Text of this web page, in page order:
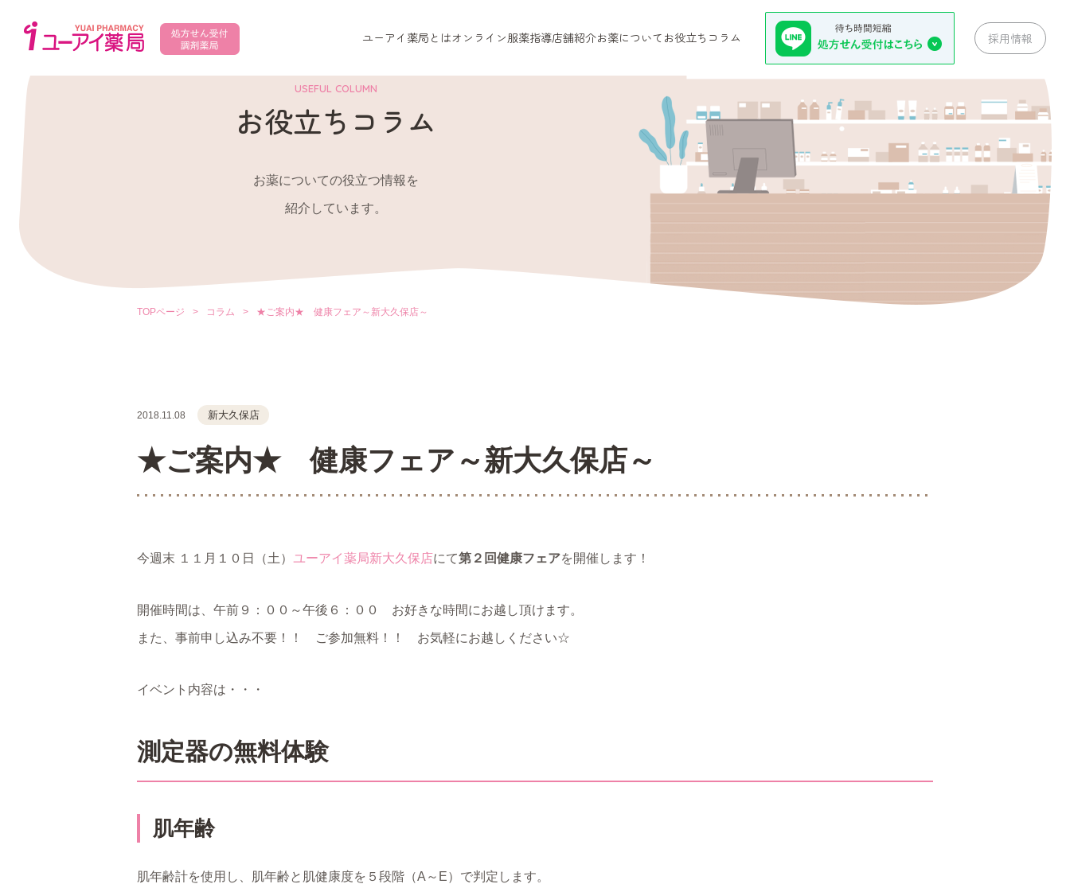
ユーアイ薬局とはオンライン服薬指導店舗紹介お薬について お役立ちコラム 採用情報
USEFUL COLUMN
お役立ちコラム
お薬についての役立つ情報を
紹介しています。
TOPページ > コラム > ★ご案内★ 健康フェア～新大久保店～
2018.11.08 新大久保店
★ご案内★ 健康フェア～新大久保店～
今週末 １１月１０日（土） ユーアイ薬局新大久保店にて第２回健康フェアを開催します！
開催時間は、午前９：００～午後６：００ お好きな時間にお越し頂けます。
また、事前申し込み不要！！ ご参加無料！！ お気軽にお越しください☆
イベント内容は・・・
測定器の無料体験
肌年齢
肌年齢計を使用し、肌年齢と肌健康度を５段階（A～E）で判定します。